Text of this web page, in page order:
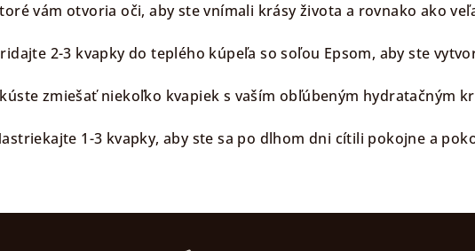
vám otvoria oči, aby ste vnímali krásy života a rovnako ako
2-3 kvapky do teplého kúpeľa so soľou Epsom, aby ste
zmiešať niekoľko kvapiek s vaším obľúbeným hydratačným
1-3 kvapky, aby ste sa po dlhom dni cítili pokojne a